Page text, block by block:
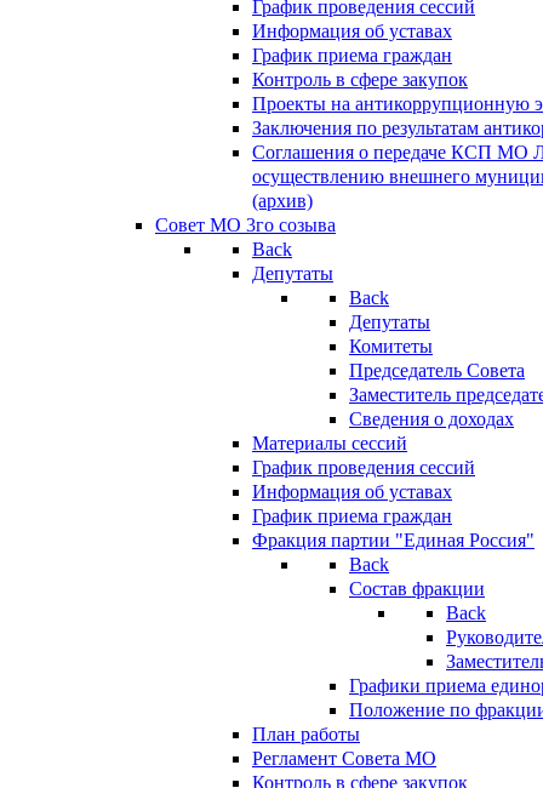
График проведения сессий
Информация об уставах
График приема граждан
Контроль в сфере закупок
Проекты на антикоррупционную
Заключения по результатам
Соглашения о передаче КСП МО
осуществлению внешнего
(архив)
Совет МО 3го созыва
Back
Депутаты
Back
Депутаты
Комитеты
Председатель Совета
Заместитель
Сведения о доходах
Материалы сессий
График проведения сессий
Информация об уставах
График приема граждан
Фракция партии "Единая Россия"
Back
Состав фракции
Back
Графики приема
Положение по
План работы
Регламент Совета МО
Контроль в сфере закупок